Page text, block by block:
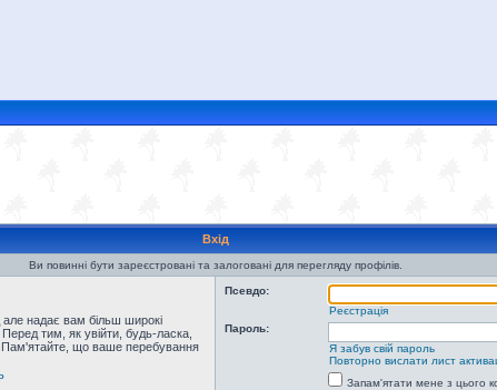
Вхід
Ви повинні бути зареєстровані та залоговані для перегляду профілів.
але надає вам більш широкі
тим, як увійти, будь-ласка,
Пам'ятайте, що ваше перебування
Псевдо:
Реєстрація
Пароль:
Я забув свій пароль
Повторно вислати лист
Запам'ятати мене з цього